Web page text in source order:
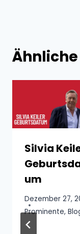
Silvia
um
Dezember 27,
Prominente,